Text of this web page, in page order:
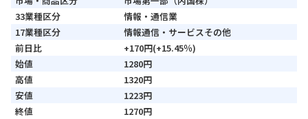
33業種区分
情報・通信業
17業種区分
情報通信・サービスその他
前日比
+170円(+15.45％)
始値
1280円
高値
1320円
安値
1223円
終値
1270円